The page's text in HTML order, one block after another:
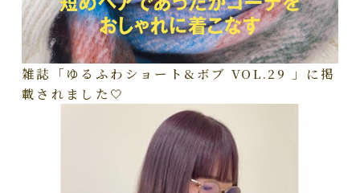
雑誌「ゆるふわショート&ボブ VOL.29 」に掲
載されました🤍